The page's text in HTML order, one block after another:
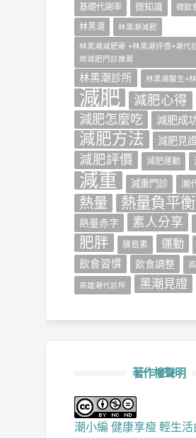
基礎代謝率 微知識 微飲
林黑潮 林黑潮減肥
林黑潮減肥藥 +林黑潮評價+潮代
南減肥門診推薦
林黑潮診所 林黑潮醫生+
減肥
減肥心得
減肥怎麼吃
減肥成
減肥方法 減肥見
減肥評價 減肥運動
減重 減重門診 潮
熱量 熱量負平衡
熱量赤字 素人分享
肥胖 胰島素 運動
飲食習慣 飲食調整
高雄潮代診所 黑潮見證
著作權聲明
潮小編 健康享瘦 輕生活